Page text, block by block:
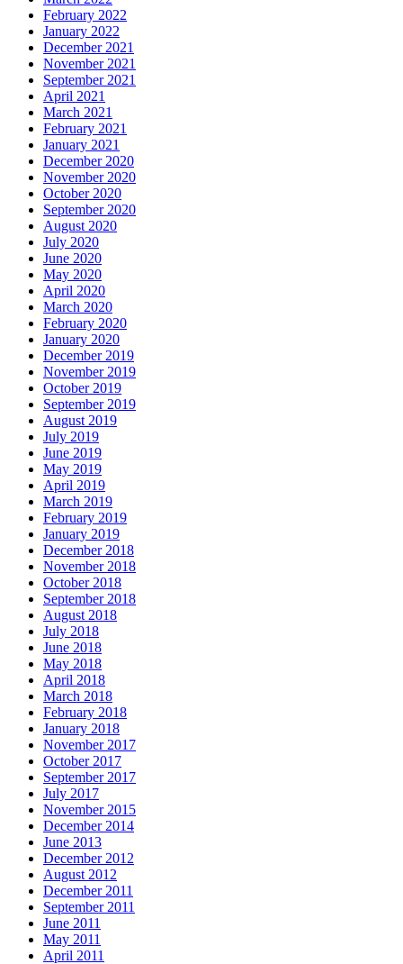
February 2022
January 2022
December 2021
November 2021
September 2021
April 2021
March 2021
February 2021
January 2021
December 2020
November 2020
October 2020
September 2020
August 2020
July 2020
June 2020
May 2020
April 2020
March 2020
February 2020
January 2020
December 2019
November 2019
October 2019
September 2019
August 2019
July 2019
June 2019
May 2019
April 2019
March 2019
February 2019
January 2019
December 2018
November 2018
October 2018
September 2018
August 2018
July 2018
June 2018
May 2018
April 2018
March 2018
February 2018
January 2018
November 2017
October 2017
September 2017
July 2017
November 2015
December 2014
June 2013
December 2012
August 2012
December 2011
September 2011
June 2011
May 2011
April 2011